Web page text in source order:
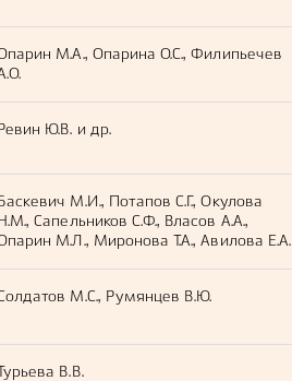
М.А., Опарина О.С., Филипьечев
Ревин Ю.В. и др.
Баскевич М.И., Потапов С.Г., Окулова
Н.М., Cапельников С.Ф., Власов А.А.,
М.Л., Миронова Т.А., Авилова Е.А.
М.С., Румянцев В.Ю.
Турьева В.В.